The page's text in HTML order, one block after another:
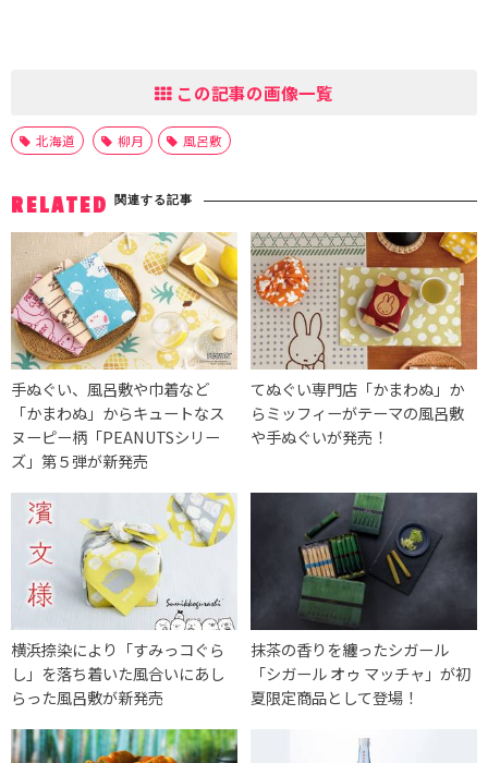
この記事の画像一覧
北海道 柳月 風呂敷
RELATED 関連する記事
手ぬぐい、風呂敷や巾着など
「かまわぬ」からキュートなス
ヌーピー柄「PEANUTSシリー
ズ」第５弾が新発売
てぬぐい専門店「かまわぬ」か
らミッフィーがテーマの風呂敷
や手ぬぐいが発売！
横浜捺染により「すみっコぐら
し」を落ち着いた風合いにあし
らった風呂敷が新発売
抹茶の香りを纏ったシガール
「シガール オゥ マッチャ」が初
夏限定商品として登場！